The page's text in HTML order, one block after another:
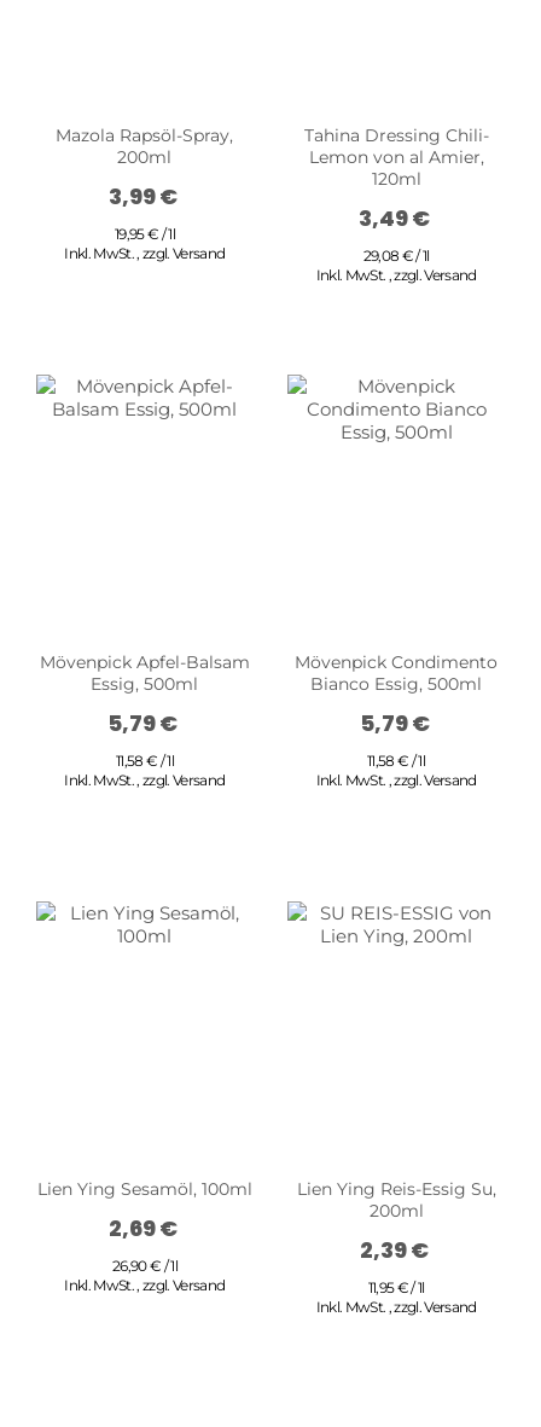
Mazola Rapsöl-Spray,
200ml
3,99 €
19,95 € / 1l
Inkl. MwSt.,zzgl.Versand
Tahina Dressing Chili-
Lemon von al Amier,
120ml
3,49 €
29,08 € / 1l
Inkl. MwSt. ,zzgl.Versand
Mövenpick Apfel-Balsam
Essig, 500ml
5,79 €
11,58 € / 1l
Inkl. MwSt.,zzgl.Versand
Mövenpick Condimento
Bianco Essig, 500ml
5,79 €
11,58 € / 1l
Inkl. MwSt. ,zzgl.Versand
Lien Ying Sesamöl, 100ml
2,69 €
26,90 € / 1l
Inkl. MwSt.,zzgl.Versand
Lien Ying Reis-Essig Su,
200ml
2,39 €
11,95 € / 1l
Inkl. MwSt. ,zzgl.Versand